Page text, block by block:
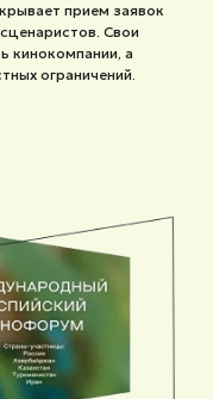
прием заявок
Свои
кинокомпании, а
ограничений.